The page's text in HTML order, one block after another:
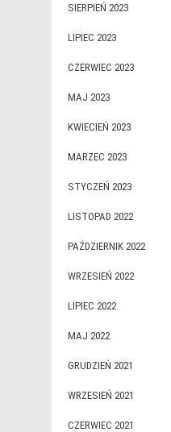
SIERPIEŃ 2023
LIPIEC 2023
CZERWIEC 2023
MAJ 2023
KWIECIEŃ 2023
MARZEC 2023
STYCZEŃ 2023
LISTOPAD 2022
PAŹDZIERNIK 2022
WRZESIEŃ 2022
LIPIEC 2022
MAJ 2022
GRUDZIEŃ 2021
WRZESIEŃ 2021
CZERWIEC 2021